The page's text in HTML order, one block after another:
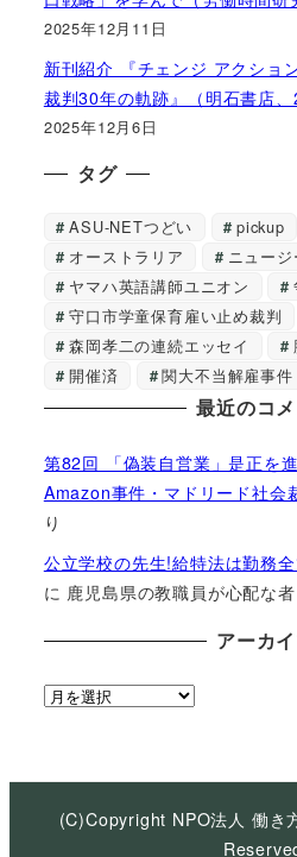
2025年12月11日
新刊紹介 『チェンジ アクショ
裁判30年の軌跡』（明石書店、
2025年12月6日
タグ
ASU-NETつどい pickup
オーストラリア
ニュー
ヤマハ英語講師ユニオン
守口市学童保育雇い止め裁判
森岡孝二の連続エッセイ
開催済
関大不当解雇事件
最近のコ
第82回 「偽装自営業」是正を
Amazon事件・マドリード社会
り
公立学校の先生!給特法は勤務
に 鹿児島県の教職員が心配な者
アーカ
ア
イ
(C)Copyright NPO法人 働き